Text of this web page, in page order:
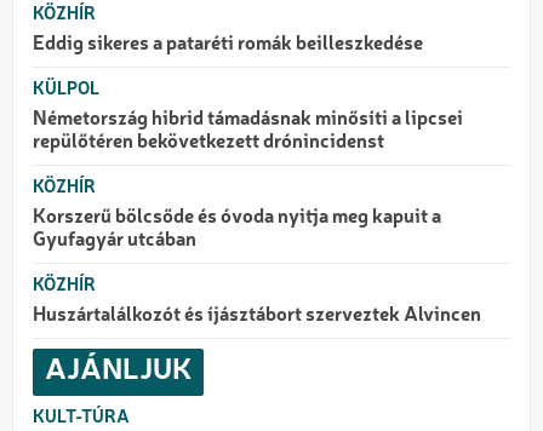
KÖZHÍR
Eddig sikeres a pataréti romák beilleszkedése
KÜLPOL
Németország hibrid támadásnak minősíti a lipcsei
repülőtéren bekövetkezett drónincidenst
KÖZHÍR
Korszerű bölcsőde és óvoda nyitja meg kapuit a
Gyufagyár utcában
KÖZHÍR
Huszártalálkozót és íjásztábort szerveztek Alvincen
AJÁNLJUK
KULT-TÚRA